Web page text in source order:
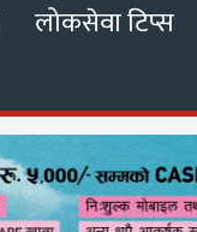
लोकसेवा टिप्स